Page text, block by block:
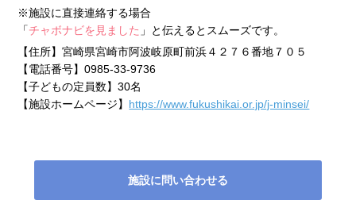
※施設に直接連絡する場合
「チャボナビを見ました 」と伝えるとスムーズです。
【住所】宮崎県宮崎市阿波岐原町前浜４２７６番地７０５
【電話番号】0985-33-9736
【子どもの定員数】30名
【施設ホームページ】 https://www.fukushikai.or.jp/j-minsei/
施設に問い合わせる